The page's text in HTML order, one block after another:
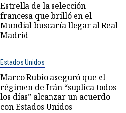
Estrella de la selección
francesa que brilló en el
Mundial buscaría llegar al Real
Madrid
Estados Unidos
Marco Rubio aseguró que el
régimen de Irán “suplica todos
los días” alcanzar un acuerdo
con Estados Unidos